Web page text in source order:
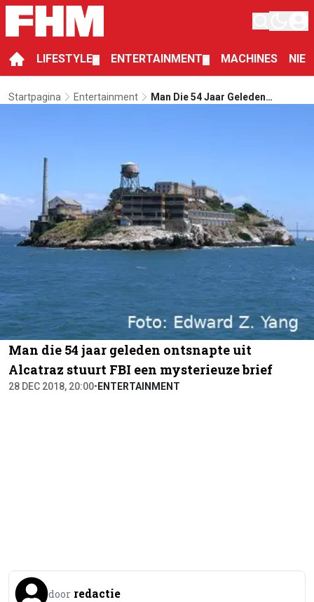
LIFESTYLE ENTERTAINMENT MACHINES
Startpagina Entertainment
Man Die 54 Jaar Geleden
Man die 54 jaar geleden ontsnapte uit
Alcatraz stuurt FBI een mysterieuze brief
28 DEC 2018, 20:00• ENTERTAINMENT
door redactie